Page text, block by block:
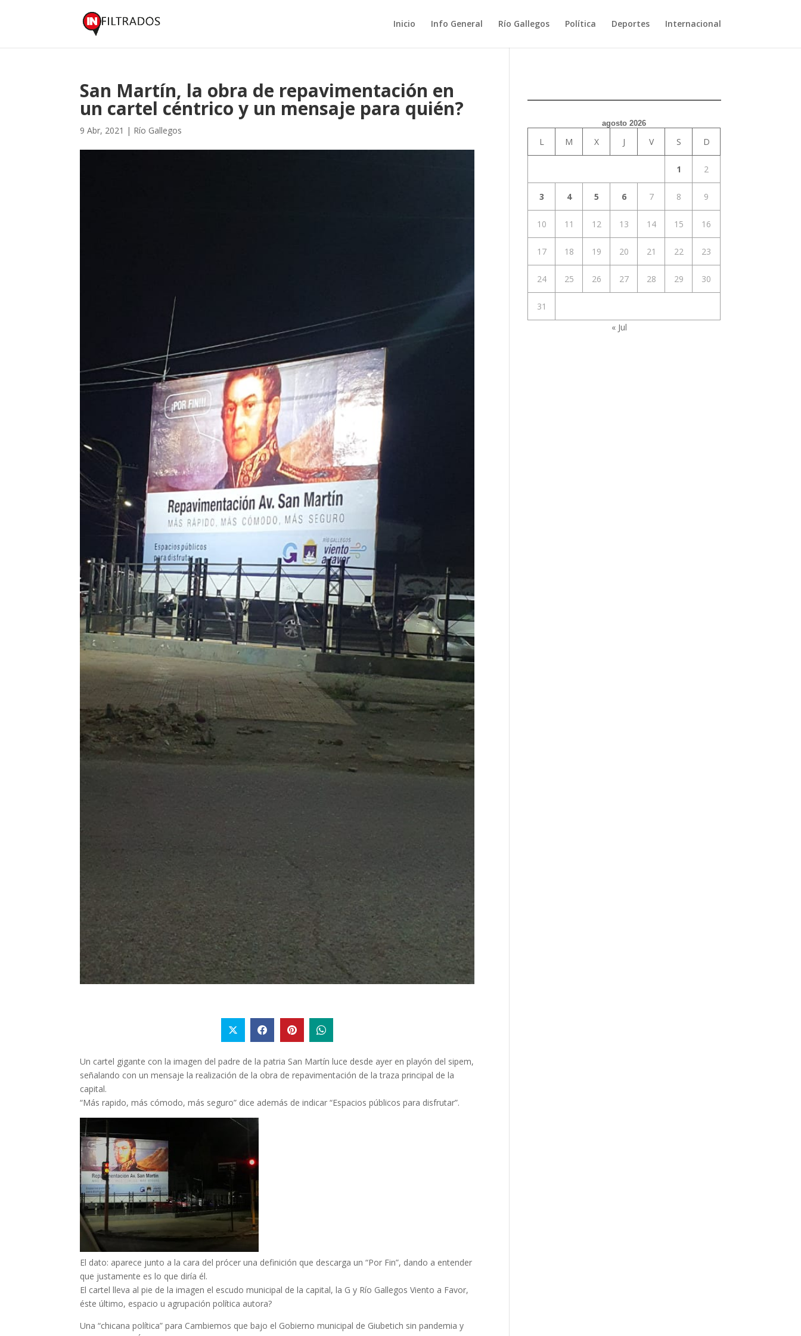
Inicio Info General Río Gallegos Política Deportes Internacional
San Martín, la obra de repavimentación en
un cartel céntrico y un mensaje para quién?
9 Abr, 2021 | Río Gallegos
Un cartel gigante con la imagen del padre de la patria San Martín luce desde ayer en playón del sipem,
señalando con un mensaje la realización de la obra de repavimentación de la traza principal de la
capital.
“Más rapido, más cómodo, más seguro” dice además de indicar “Espacios públicos para disfrutar”.
El dato: aparece junto a la cara del prócer una definición que descarga un “Por Fin”, dando a entender
que justamente es lo que diría él.
El cartel lleva al pie de la imagen el escudo municipal de la capital, la G y Río Gallegos Viento a Favor,
éste último, espacio u agrupación política autora?
Una “chicana política” para Cambiemos que bajo el Gobierno municipal de Giubetich sin pandemia y
agosto 2026
L M X J V S D
1 2
3 4 5 6 7 8 9
10 11 12 13 14 15 16
17 18 19 20 21 22 23
24 25 26 27 28 29 30
31
« Jul